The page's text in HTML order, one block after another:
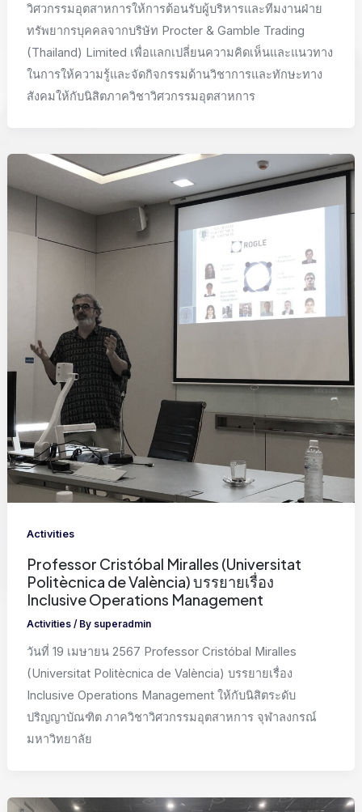
วิศวกรรมอุตสาหการให้การต้อนรับผู้บริหารและทีมงานฝ่าย
ทรัพยากรบุคคลจากบริษัท Procter & Gamble Trading
(Thailand) Limited เพื่อแลกเปลี่ยนความคิดเห็นและแนวทาง
ในการให้ความรู้และจัดกิจกรรมด้านวิชาการและทักษะทาง
สังคมให้กับนิสิตภาควิชาวิศวกรรมอุตสาหการ
Activities
Professor Cristóbal Miralles (Universitat
Politècnica de València) บรรยายเรื่อง
Inclusive Operations Management
Activities / By superadmin
วันที่ 19 เมษายน 2567 Professor Cristóbal Miralles
(Universitat Politècnica de València) บรรยายเรื่อง
Inclusive Operations Management ให้กับนิสิตระดับ
ปริญญาบัณฑิต ภาควิชาวิศวกรรมอุตสาหการ จุฬาลงกรณ์
มหาวิทยาลัย